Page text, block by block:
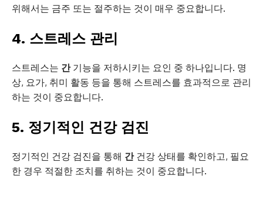
위해서는 금주 또는 절주하는 것이 매우 중요합니다.
4. 스트레스 관리
스트레스는 간기능을 저하시키는 요인 중 하나입니다. 명
상, 요가, 취미 활동 등을 통해 스트레스를 효과적으로 관리
하는 것이 중요합니다.
5. 정기적인 건강 검진
정기적인 건강 검진을 통해 간건강 상태를 확인하고, 필요
한 경우 적절한 조치를 취하는 것이 중요합니다.